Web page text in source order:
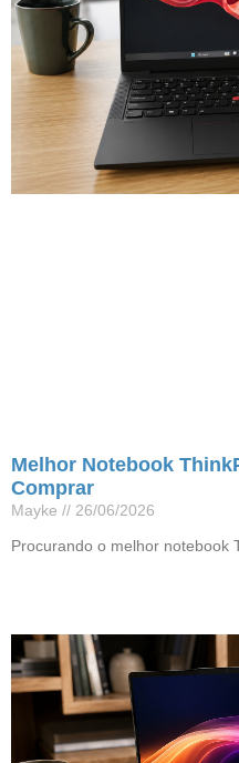
Melhor Notebook
Comprar
Mayke
26/06/2026
Procurando o melhor notebook